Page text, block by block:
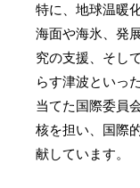
特に、地球温暖
海面や海氷、発
究の支援、そし
らす津波といっ
当てた国際委員
核を担い、国際
献しています。